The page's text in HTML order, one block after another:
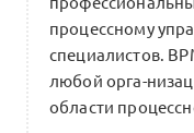
процессному
специалистов.
любой орга-
области